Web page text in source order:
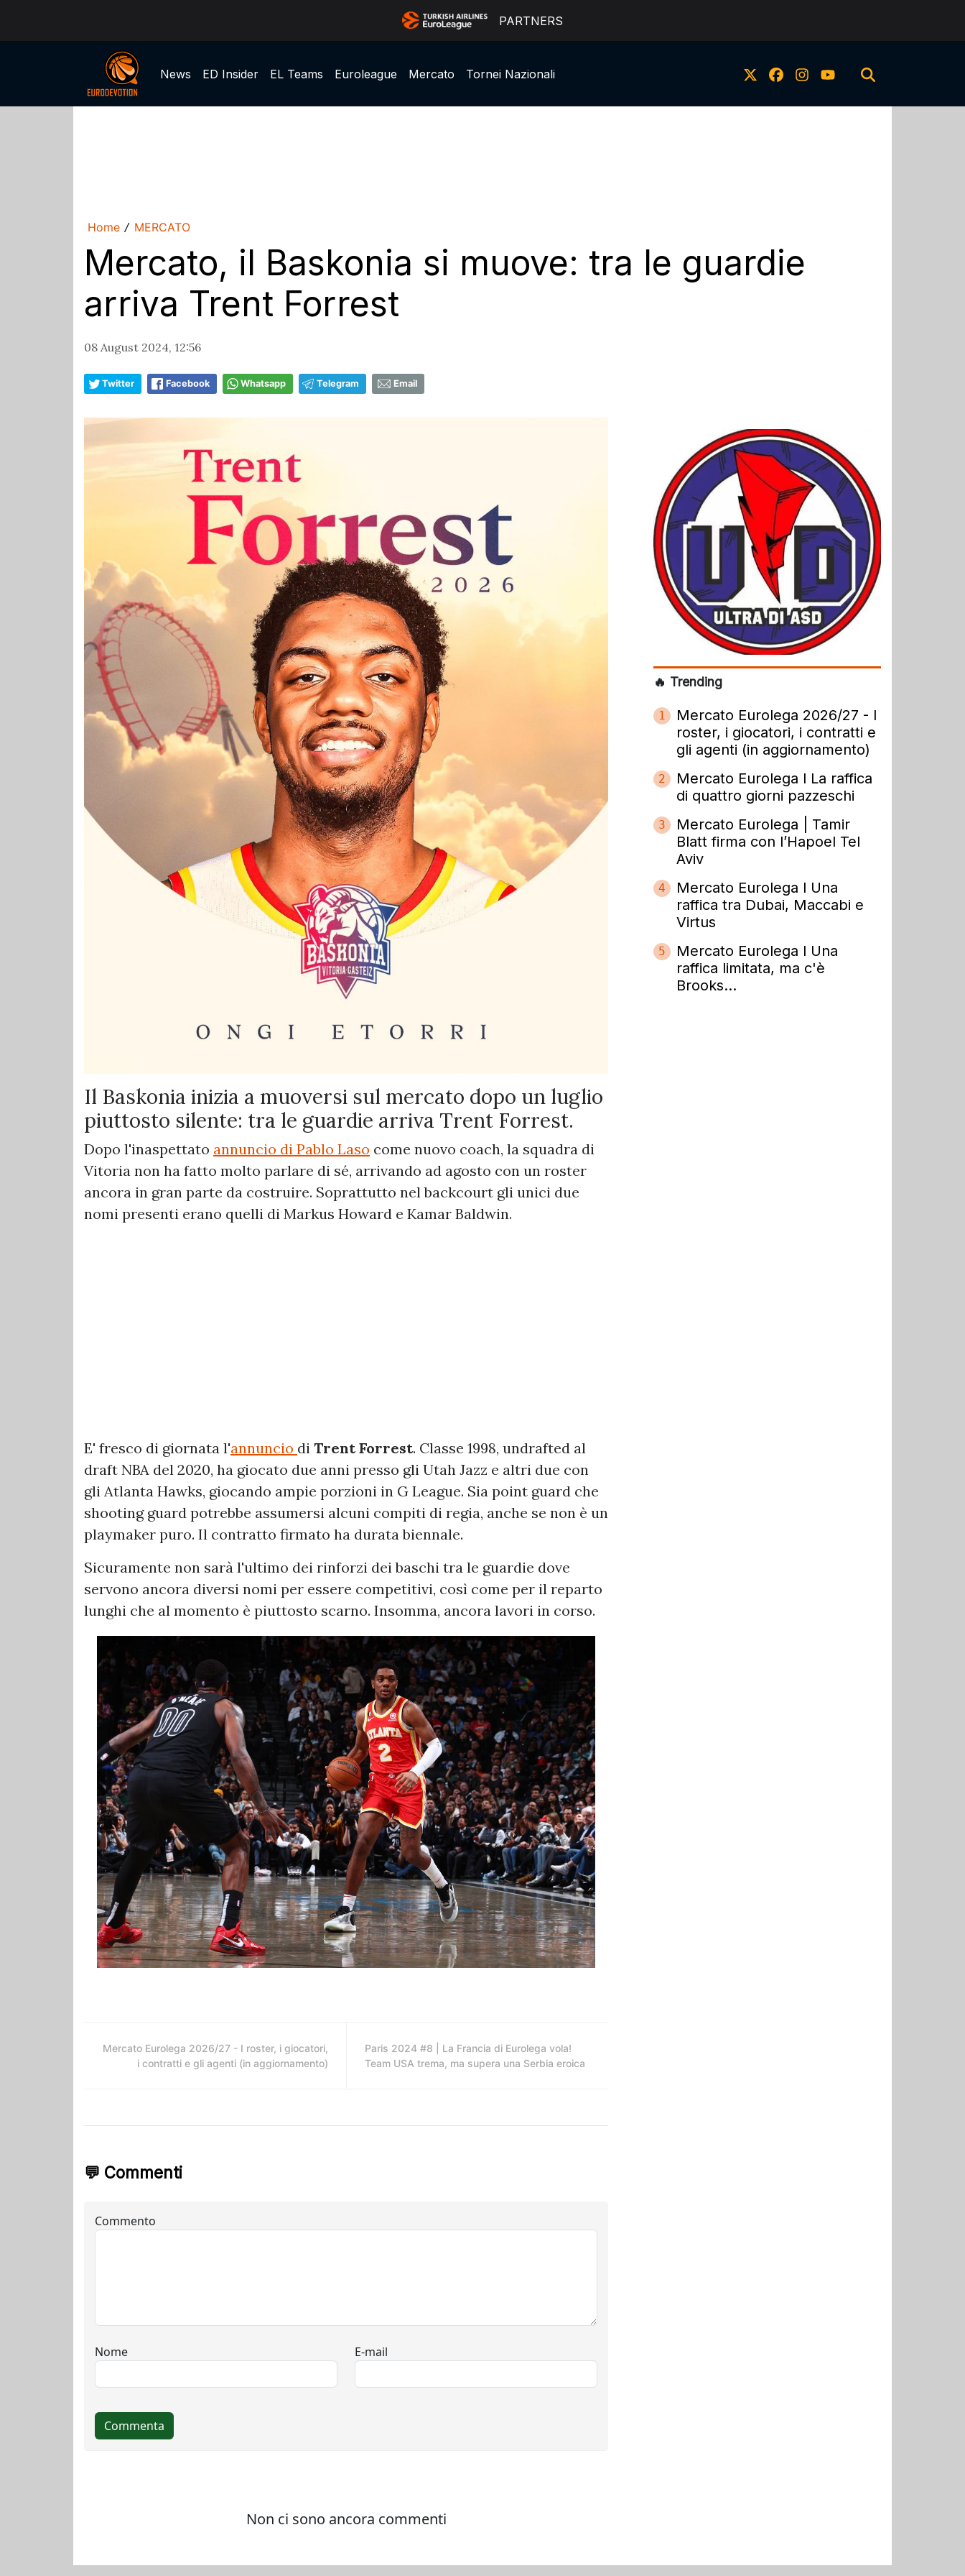
PARTNERS
News ED Insider EL Teams Euroleague Mercato Tornei Nazionali
Home / MERCATO
Mercato, il Baskonia si muove: tra le guardie
arriva Trent Forrest
08 August 2024, 12:56
Twitter Facebook Whatsapp Telegram Email
Il Baskonia inizia a muoversi sul mercato dopo un luglio
piuttosto silente: tra le guardie arriva Trent Forrest.
Dopo l'inaspettato annuncio di Pablo Laso come nuovo coach, la squadra di
Vitoria non ha fatto molto parlare di sé, arrivando ad agosto con un roster
ancora in gran parte da costruire. Soprattutto nel backcourt gli unici due
nomi presenti erano quelli di Markus Howard e Kamar Baldwin.
E' fresco di giornata l'annuncio di Trent Forrest. Classe 1998, undrafted al
draft NBA del 2020, ha giocato due anni presso gli Utah Jazz e altri due con
gli Atlanta Hawks, giocando ampie porzioni in G League. Sia point guard che
shooting guard potrebbe assumersi alcuni compiti di regia, anche se non è un
playmaker puro. Il contratto firmato ha durata biennale.
Sicuramente non sarà l'ultimo dei rinforzi dei baschi tra le guardie dove
servono ancora diversi nomi per essere competitivi, così come per il reparto
lunghi che al momento è piuttosto scarno. Insomma, ancora lavori in corso.
Mercato Eurolega 2026/27 - I roster, i giocatori,
i contratti e gli agenti (in aggiornamento)
Paris 2024 #8 | La Francia di Eurolega vola!
Team USA trema, ma supera una Serbia eroica
💬 Commenti
🔥 Trending
1
Mercato Eurolega 2026/27 - I
roster, i giocatori, i contratti e
gli agenti (in aggiornamento)
2
Mercato Eurolega l La raffica
di quattro giorni pazzeschi
3
Mercato Eurolega | Tamir
Blatt firma con l’Hapoel Tel
Aviv
4
Mercato Eurolega l Una
raffica tra Dubai, Maccabi e
Virtus
5
Mercato Eurolega l Una
raffica limitata, ma c'è
Brooks...